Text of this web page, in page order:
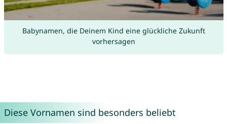
Babynamen, die Deinem Kind eine glückliche Zukunft
vorhersagen
Diese Vornamen sind besonders beliebt